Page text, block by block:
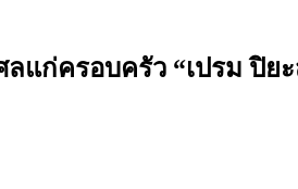
ก่ครอบครัว “เปรม ปิยะ